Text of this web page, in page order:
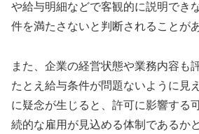
や給与明細などで客観的に説明でき
件を満たさないと判断されることが
また、企業の経営状態や業務内容も
たとえ給与条件が問題ないように見
に疑念が生じると、許可に影響する
続的な雇用が見込める体制であるか